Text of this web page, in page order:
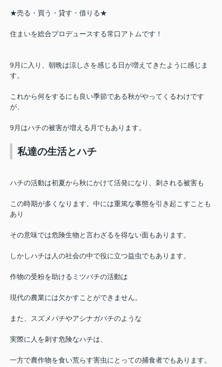
★売る・買う・貸す・借りる★
住まいを総合プロデュースする常口アトムです！
9月に入り、朝晩は涼しさを感じる日が増えてきたように感じま
す。
これから何をするにも良い季節である秋がやってくるわけです
が、
9月はハチの被害が増える月でもあります。
私達の生活とハチ
ハチの活動は初夏から秋にかけて活発になり、刺される被害も
この時期が多くなります。中には重篤な事態を引き起こすことも
あり
その意味では危険生物と言わざるを得ない面もあります。
しかしハチは人の社会の中で役に立つ益虫でもあります。
作物の受粉を助けるミツバチの活動は
現代の農業には欠かすことができません。
また、スズメバチやアシナガバチのような
実際に人を刺す危険なハチは、
一方で農作物を食い荒らす害虫にとっての捕食者でもあります。